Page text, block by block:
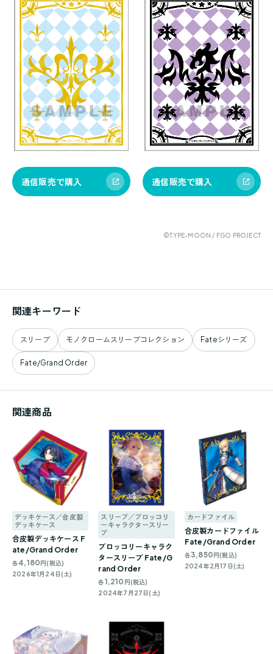
通信販売で購入 通信販売で購入
©TYPE-MOON / FGO PROJECT
関連キーワード
スリーブ モノクロームスリーブコレクション Fateシリーズ
Fate/Grand Order
関連商品
デッキケース／合皮製
デッキケース
合皮製デッキケース F
ate/Grand Order
各4,180円(税込)
2026年1月24日(土)
スリーブ／ブロッコリ
ーキャラクタースリー
ブ
ブロッコリーキャラク
タースリーブ Fate/G
rand Order
各1,210 円(税込)
2024年7月27日(土)
カードファイル
合皮製カードファイル
Fate/Grand Order
各3,850円(税込)
2024年2月17日(土)